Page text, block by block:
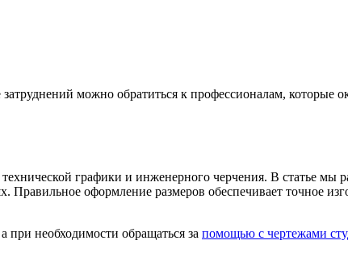
можно обратиться к профессионалам, которые
графики и инженерного черчения. В статье мы
оформление размеров обеспечивает точное
при необходимости обращаться за помощью с чертежами